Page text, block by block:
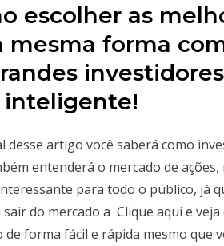
escolher as
mesma forma
desse artigo você saberá como
entenderá o mercado de
para todo o público, já
do mercado a Clique aqui e
forma fácil e rápida mesmo que